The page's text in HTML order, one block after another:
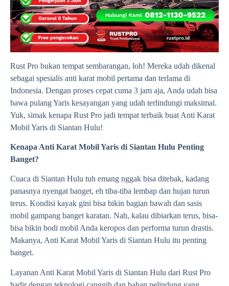
Rust Pro bukan tempat sembarangan, loh! Mereka udah dikenal
sebagai spesialis anti karat mobil pertama dan terlama di
Indonesia. Dengan proses cepat cuma 3 jam aja, Anda udah bisa
bawa pulang Yaris kesayangan yang udah terlindungi maksimal.
Yuk, simak kenapa Rust Pro jadi tempat terbaik buat Anti Karat
Mobil Yaris di Siantan Hulu!
Kenapa Anti Karat Mobil Yaris di Siantan Hulu Penting
Banget?
Cuaca di Siantan Hulu tuh emang nggak bisa ditebak, kadang
panasnya nyengat banget, eh tiba-tiba lembap dan hujan turun
terus. Kondisi kayak gini bisa bikin bagian bawah dan sasis
mobil gampang banget karatan. Nah, kalau dibiarkan terus, bisa-
bisa bikin bodi mobil Anda keropos dan performa turun drastis.
Makanya, Anti Karat Mobil Yaris di Siantan Hulu itu penting
banget.
Layanan Anti Karat Mobil Yaris di Siantan Hulu dari Rust Pro